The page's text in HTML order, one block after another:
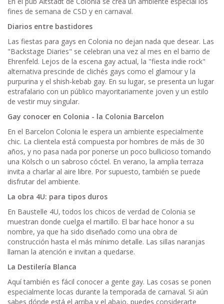
fines de semana de CSD y en carnaval.
Diarios entre bastidores
Las fiestas para gays en Colonia no dejan nada que desear. Las
"Backstage Diaries" se celebran una vez al mes en el barrio de
Ehrenfeld. Lejos de la escena gay actual, la "fiesta indie rock"
alternativa prescinde de clichés gays como el glamour y la
purpurina y el shish-kebab gay. En su lugar, se presenta un lugar
estrafalario con un público mayoritariamente joven y un estilo
de vestir muy singular.
Gay conocer en Colonia - la Colonia Barcelon
En el Barcelon Colonia le espera un ambiente especialmente
chic. La clientela está compuesta por hombres de más de 30
años, y no pasa nada por ponerse un poco bullicioso tomando
una Kölsch o un sabroso cóctel. En verano, la amplia terraza
invita a charlar al aire libre. Por supuesto, también se puede
disfrutar del ambiente.
La obra 4U: para tipos duros
En Baustelle 4U, todos los chicos de verdad de Colonia se
muestran donde cuelga el martillo. El bar hace honor a su
nombre, ya que ha sido diseñado como una obra de
construcción hasta el más mínimo detalle. Las sillas naranjas
llaman la atención e invitan a quedarse.
La Destilería Blanca
Aquí también es fácil conocer a gente gay. Las cosas se ponen
especialmente locas durante la temporada de carnaval. Si aún
sabes dónde está el arriba y el abajo, puedes considerarte